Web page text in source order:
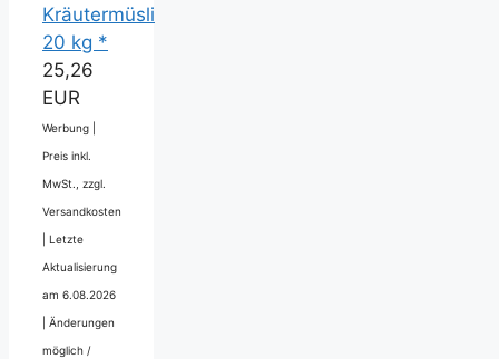
Kräutermüsli
20 kg *
25,26
EUR
Werbung |
Preis inkl.
MwSt., zzgl.
Versandkosten
Letzte
Aktualisierung
am 6.08.2026
Änderungen
möglich /